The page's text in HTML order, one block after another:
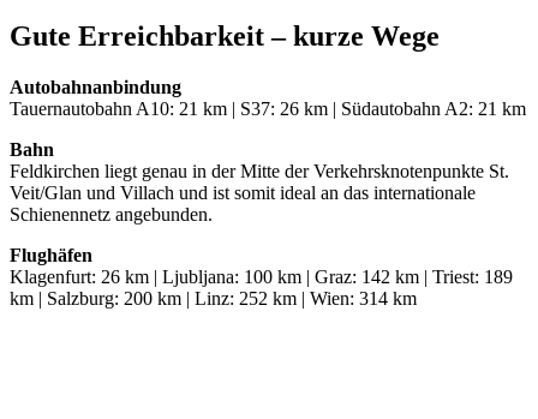
Gute Erreichbarkeit – kurze Wege
Autobahnanbindung
Tauernautobahn A10: 21 km | S37: 26 km | Südautobahn A2: 21 km
Bahn
Feldkirchen liegt genau in der Mitte der Verkehrsknotenpunkte St.
Veit/Glan und Villach und ist somit ideal an das internationale
Schienennetz angebunden.
Flughäfen
Klagenfurt: 26 km | Ljubljana: 100 km | Graz: 142 km | Triest: 189
km | Salzburg: 200 km | Linz: 252 km | Wien: 314 km